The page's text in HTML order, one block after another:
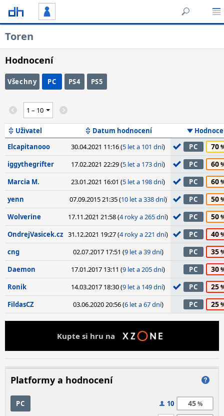
Toren
Hodnocení
Všechny PC PS4 PS5
Uživatel Datum hodnocení
Elcapitanooo
30.04.2021 11:16 (5 let a 101 dní) PC 70
iggythegrifter 17.02.2021 22:29 (5 let a 173 dní) PC 60
Marcia M. 23.01.2021 16:01 (5 let a 198 dní) PC 60
yenn 07.09.2015 21:35 (10 let a 338 dní) PC 50
Wolverine 17.11.2021 21:58 (4 roky a 265 dní) PC 50
OndrejVasicek.cz 31.12.2021 19:27 (4 roky a 221 dní) PC 40
cng 02.07.2017 17:51 (9 let a 39 dní) PC 35
Daemon 17.01.2017 13:11 (9 let a 205 dní) PC 30
Ronik 14.03.2017 18:30 (9 let a 149 dní) PC 25
FildasCZ 03.06.2020 20:56 (6 let a 67 dní) PC 25
Kupte si hru na
Platformy a hodnocení
PC 10 45